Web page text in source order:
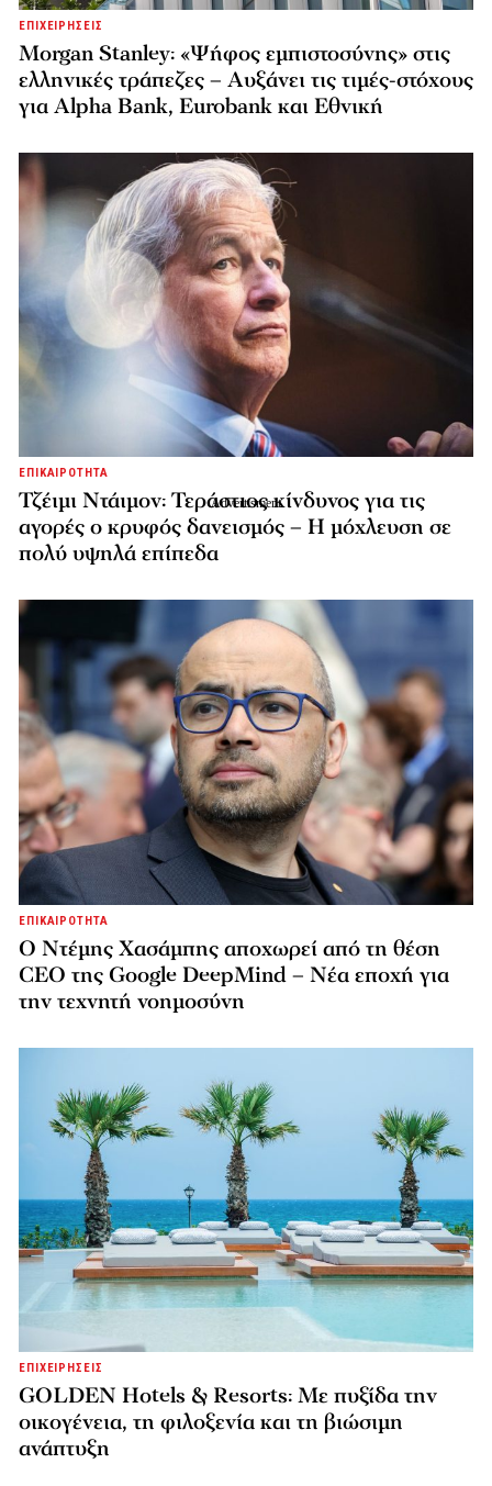
ΕΠΙΧΕΙΡΗΣΕΙΣ
Morgan Stanley: «Ψήφος εμπιστοσύνης» στις
ελληνικές τράπεζες – Αυξάνει τις τιμές-στόχους
για Alpha Bank, Eurobank και Εθνική
ΕΠΙΚΑΙΡΟΤΗΤΑ
Τζέιμι Ντάιμον: Τεράστιος κίνδυνος για τις
αγορές ο κρυφός δανεισμός – Η μόχλευση σε
πολύ υψηλά επίπεδα
ΕΠΙΚΑΙΡΟΤΗΤΑ
Ο Ντέμης Χασάμπης αποχωρεί από τη θέση
CEO της Google DeepMind – Νέα εποχή για
την τεχνητή νοημοσύνη
ΕΠΙΧΕΙΡΗΣΕΙΣ
GOLDEN Hotels & Resorts: Με πυξίδα την
οικογένεια, τη φιλοξενία και τη βιώσιμη
ανάπτυξη